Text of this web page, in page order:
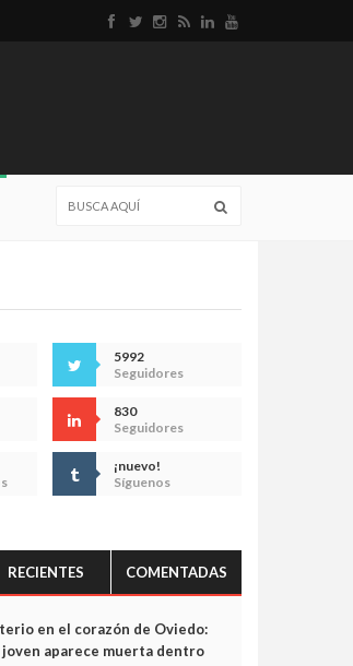
5992
Seguidores
830
Seguidores
¡nuevo!
Síguenos
RECIENTES COMENTADAS
en el corazón de Oviedo:
joven aparece muerta dentro